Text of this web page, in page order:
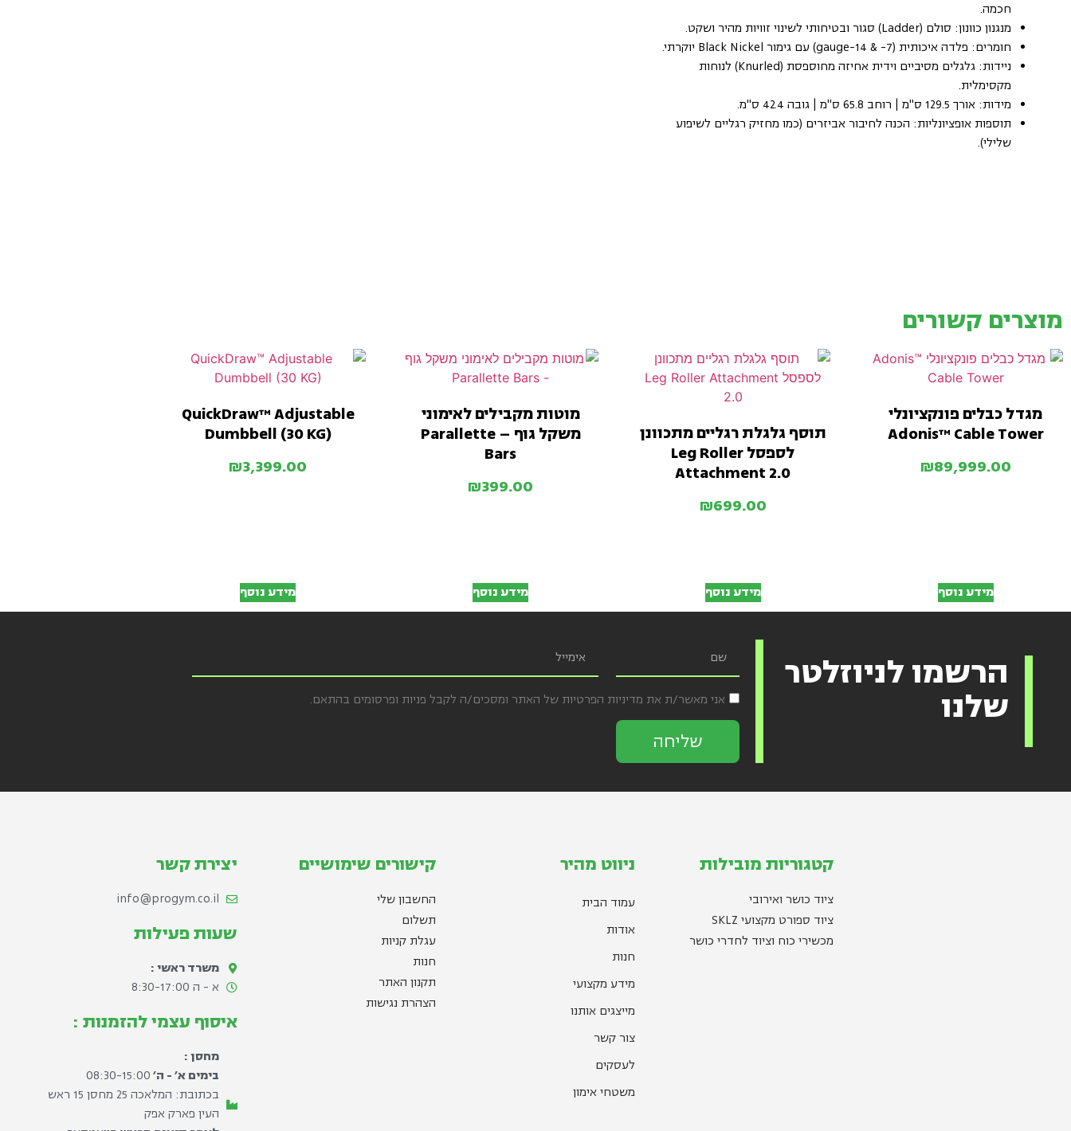
חכמה.
מנגנון כוונון: סולם (Ladder) סגור ובטיחותי לשינוי זוויות מהיר ושקט.
חומרים: פלדה איכותית (7- & 14-gauge) עם גימור Black Nickel יוקרתי.
ניידות: גלגלים מסיביים וידית אחיזה מחוספסת (Knurled) לנוחות
מקסימלית.
מידות: אורך 129.5 ס"מ | רוחב 65.8 ס"מ | גובה 42.4 ס"מ.
תוספות אופציונליות: הכנה לחיבור אביזרים (כמו מחזיק רגליים לשיפוע
שלילי).
מוצרים קשורים
מגדל כבלים פונקציונלי
Adonis™ Cable Tower
₪89,999.00
מידע נוסף
תוסף גלגלת רגליים מתכוונן
לספסל Leg Roller
Attachment 2.0
₪699.00
מידע נוסף
מוטות מקבילים לאימוני
משקל גוף – Parallette
Bars
₪399.00
מידע נוסף
QuickDraw™ Adjustable
Dumbbell (30 KG)
₪3,399.00
מידע נוסף
הרשמו לניוזלטר
שלנו אני מאשר/ת את מדיניות הפרטיות של האתר ומסכים/ה לקבל פניות ופרסומים בהתאם.
שליחה
קטגוריות מובילות
ציוד כושר ואירובי
ציוד ספורט מקצועי SKLZ
מכשירי כוח וציוד לחדרי כושר
ניווט מהיר
עמוד הבית
אודות
חנות
מידע מקצועי
מייצגים אותנו
צור קשר
לעסקים
משטחי אימון
קישורים שימושיים
החשבון שלי
תשלום
עגלת קניות
חנות
תקנון האתר
הצהרת נגישות
יצירת קשר
info@progym.co.il
שעות פעילות
משרד ראשי :
א - ה 8:30-17:00​
איסוף עצמי להזמנות :
מחסן :
בימים א׳ - ה׳08:30-15:00
בכתובת: המלאכה 25 מחסן 15 ראש
העין פארק אפק